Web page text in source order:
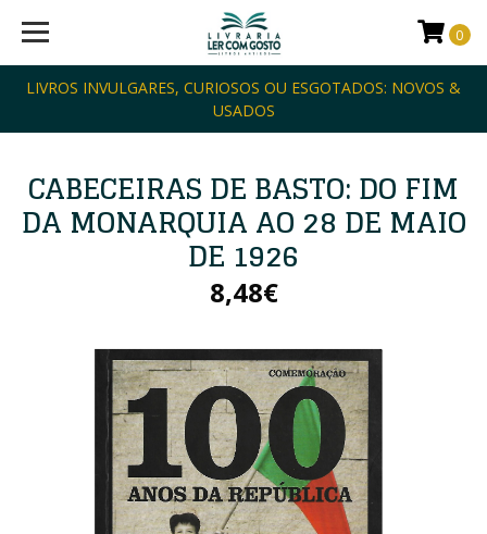
LIVROS INVULGARES, CURIOSOS OU ESGOTADOS: NOVOS &
USADOS
0
CABECEIRAS DE BASTO: DO FIM
DA MONARQUIA AO 28 DE MAIO
DE 1926
8,48€